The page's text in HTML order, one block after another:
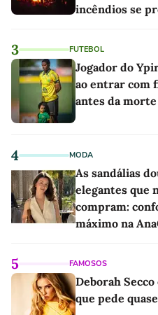
incêndios se
3 FUTEBOL
Jogador do
ao entrar com
antes da
4 MODA
As sandálias
elegantes que
compram:
máximo na
5 FAMOSOS
Deborah
que pede